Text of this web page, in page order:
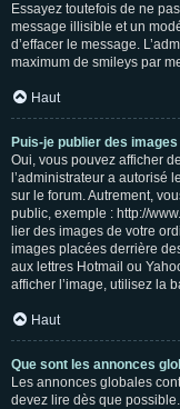
Essayez toutefois de ne
message illisible et un
d’effacer le message.
maximum de smileys par
Haut
Puis-je publier des images
Oui, vous pouvez afficher
l’administrateur a autorisé
sur le forum. Autrement,
public, exemple : http://
lier des images de votre
images placées derrière
aux lettres Hotmail ou
afficher l’image, utilisez la
Haut
Que sont les annonces
Les annonces globales
devez lire dès que